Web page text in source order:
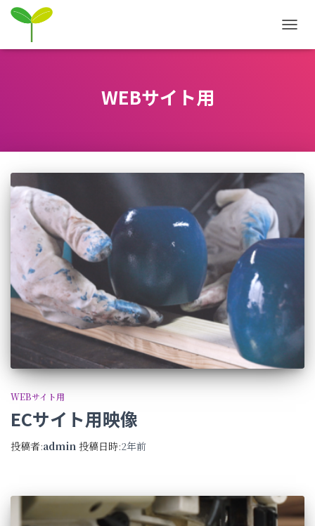
ビ
り
WEBサイト用
WEBサイト用
ECサイト用映像
投稿者:admin 投稿日時:2年前